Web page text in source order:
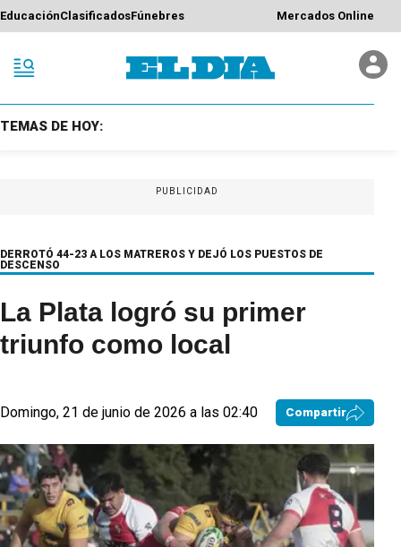
EducaciónClasificadosFúnebres Mercados Online
TEMAS DE HOY:
PUBLICIDAD
DERROTÓ 44-23 A LOS MATREROS Y DEJÓ LOS PUESTOS DE
DESCENSO
La Plata logró su primer
triunfo como local
Domingo, 21 de junio de 2026 a las 02:40 Compartir